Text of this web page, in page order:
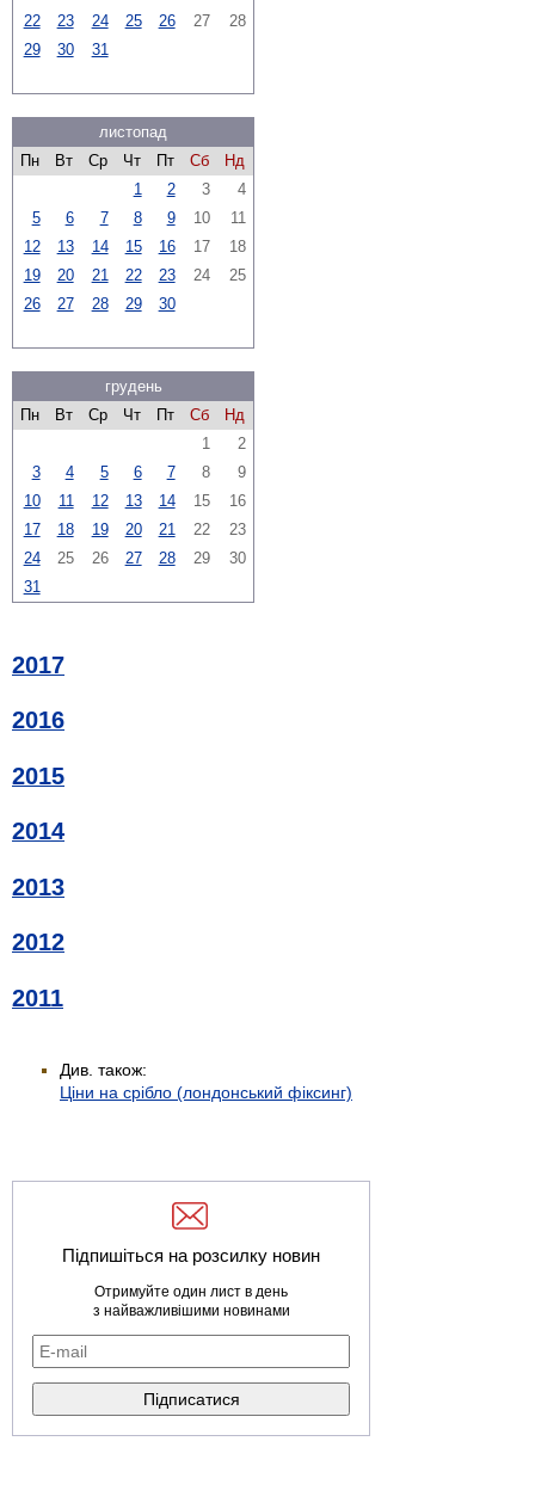
22
23 24 25 26 27
28
29
30 31
листопад
Пн
Вт Ср Чт Пт Сб
Нд
1
2 3
4
5
6 7 8 9 10
11
12
13 14 15 16 17
18
19
20 21 22 23 24
25
26
27 28 29 30
грудень
Пн
Вт Ср Чт Пт Сб
Нд
1
2
3
4 5 6 7 8
9
10
11 12 13 14 15
16
17
18 19 20 21 22
23
24
25 26 27 28 29
30
31
2017
2016
2015
2014
2013
2012
2011
Див. також:
Ціни на срібло (лондонський фіксинг)
Підпишіться на розсилку новин
Отримуйте один лист в день
з найважливішими новинами